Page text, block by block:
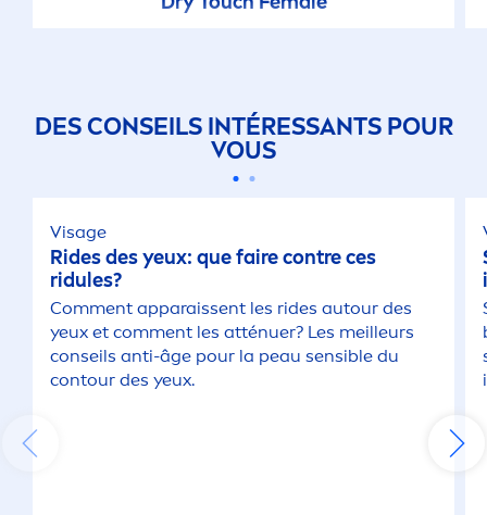
DES CONSEILS INTÉRESSANTS POUR
VOUS
Visage
Rides des yeux: que faire contre ces
ridules?
Comment apparaissent les rides autour des
yeux et comment les atténuer? Les meilleurs
conseils anti-âge pour la peau sensible du
contour des yeux.